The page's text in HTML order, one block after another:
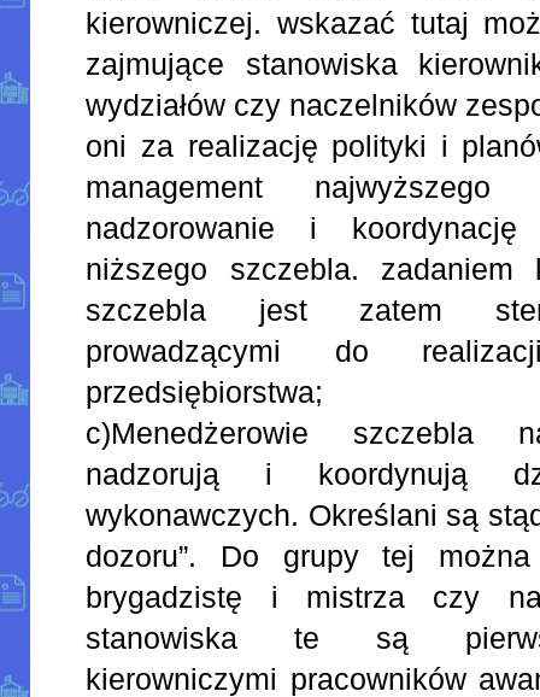
kierowniczej. wskazać tutaj
zajmujące stanowiska
wydziałów czy naczelników
oni za realizację polityki i
management
nadzorowanie i koordynację
niższego szczebla. zadaniem
szczebla jest zatem
prowadzącymi do
przedsiębiorstwa;
c)Menedżerowie szczebla
nadzorują i koordynują
wykonawczych. Określani są
dozoru”. Do grupy tej można
brygadzistę i mistrza czy
stanowiska te są
kierowniczymi pracowników